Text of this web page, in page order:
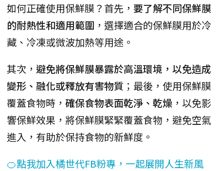
如何正確使用保鮮膜？首先， 要了解不同保鮮膜
的耐熱性和適用範圍 ，選擇適合的保鮮膜用於冷
藏、冷凍或微波加熱等用途。
其次， 避免將保鮮膜暴露於高溫環境，以免造成
變形、融化或釋放有害物質 ；最後，使用保鮮膜
覆蓋食物時， 確保食物表面乾淨、乾燥 ，以免影
響保鮮效果，將保鮮膜緊緊覆蓋食物，避免空氣
進入，有助於保持食物的新鮮度。
🍊點我加入橘世代FB粉專，一起展開人生新風